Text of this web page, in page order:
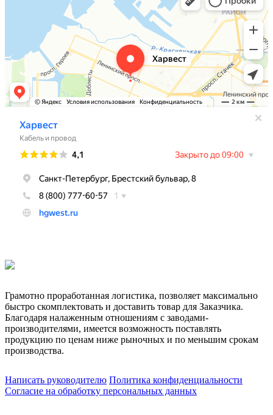
Грамотно проработанная логистика, позволяет максимально
быстро скомплектовать и доставить товар для Заказчика.
Благодаря налаженным отношениям с заводами-
производителями, имеется возможность поставлять
продукцию по ценам ниже рыночных и по меньшим срокам
производства.
Написать руководителю Политика конфиденциальности
Согласие на обработку персональных данных